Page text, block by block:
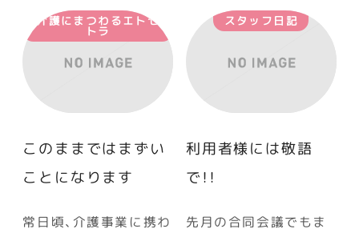
介護にまつわるエトセ
トラ
このままではまずい
ことになります
常日頃、介護事業に携わ
スタッフ日記
利用者様には敬語
で！！
先月の合同会議でもま